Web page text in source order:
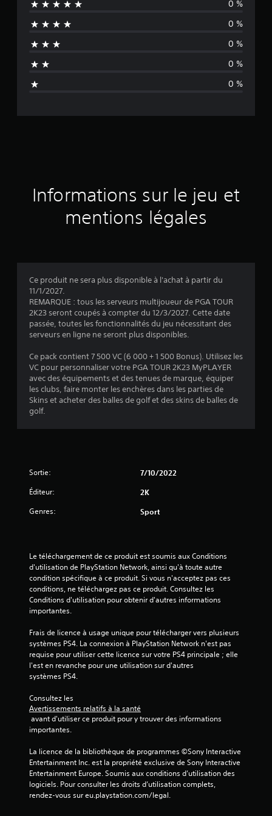
c
u
n
a
i
0 %
0 %
0 %
0 %
0 %
Informations sur le jeu et
mentions légales
Ce produit ne sera plus disponible à l'achat à partir du
11/1/2027.
REMARQUE : tous les serveurs multijoueur de PGA TOUR
2K23 seront coupés à compter du 12/3/2027. Cette date
passée, toutes les fonctionnalités du jeu nécessitant des
serveurs en ligne ne seront plus disponibles.
Ce pack contient 7 500 VC (6 000 + 1 500 Bonus). Utilisez les
VC pour personnaliser votre PGA TOUR 2K23 MyPLAYER
avec des équipements et des tenues de marque, équiper
les clubs, faire monter les enchères dans les parties de
Skins et acheter des balles de golf et des skins de balles de
golf.
Sortie: 7/10/2022
Éditeur: 2K
Genres: Sport
Le téléchargement de ce produit est soumis aux Conditions
d'utilisation de PlayStation Network, ainsi qu'à toute autre
condition spécifique à ce produit. Si vous n'acceptez pas ces
conditions, ne téléchargez pas ce produit. Consultez les
Conditions d'utilisation pour obtenir d'autres informations
importantes.
Frais de licence à usage unique pour télécharger vers plusieurs
systèmes PS4. La connexion à PlayStation Network n'est pas
requise pour utiliser cette licence sur votre PS4 principale ; elle
l'est en revanche pour une utilisation sur d'autres
systèmes PS4.
Consultez les
Avertissements relatifs à la santé
importantes.
La licence de la bibliothèque de programmes ©Sony Interactive
Entertainment Inc. est la propriété exclusive de Sony Interactive
Entertainment Europe. Soumis aux conditions d’utilisation des
logiciels. Pour consulter les droits d’utilisation complets,
rendez-vous sur eu.playstation.com/legal.